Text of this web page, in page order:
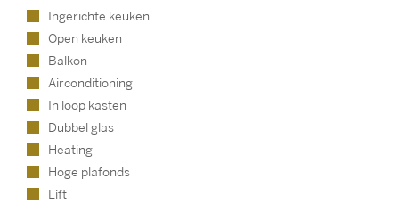
Ingerichte keuken
Open keuken
Balkon
Airconditioning
In loop kasten
Dubbel glas
Heating
Hoge plafonds
Lift